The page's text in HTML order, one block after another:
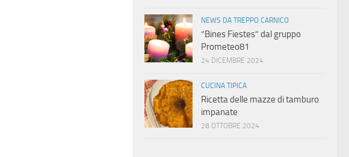
NEWS DA TREPPO CARNICO
“Bines Fiestes” dal gruppo
Prometeo81
24 DICEMBRE 2024
CUCINA TIPICA
Ricetta delle mazze di tamburo
impanate
28 OTTOBRE 2024